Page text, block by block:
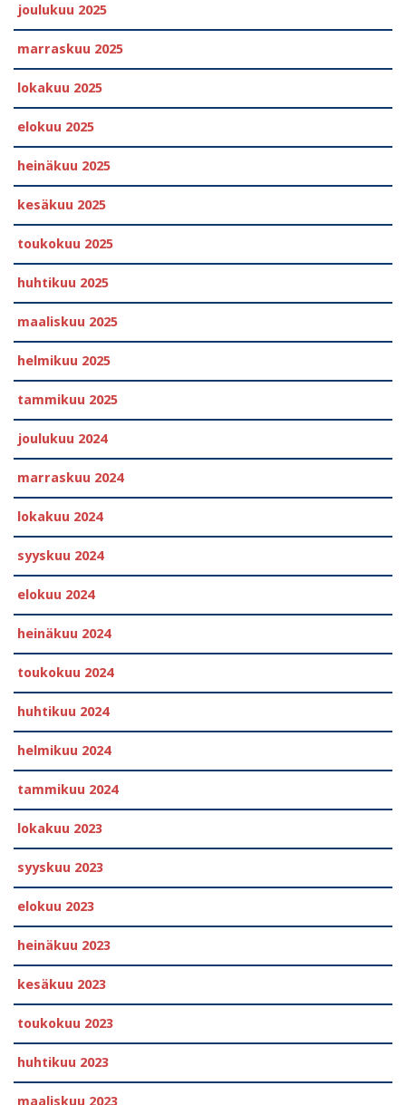
joulukuu 2025
marraskuu 2025
lokakuu 2025
elokuu 2025
heinäkuu 2025
kesäkuu 2025
toukokuu 2025
huhtikuu 2025
maaliskuu 2025
helmikuu 2025
tammikuu 2025
joulukuu 2024
marraskuu 2024
lokakuu 2024
syyskuu 2024
elokuu 2024
heinäkuu 2024
toukokuu 2024
huhtikuu 2024
helmikuu 2024
tammikuu 2024
lokakuu 2023
syyskuu 2023
elokuu 2023
heinäkuu 2023
kesäkuu 2023
toukokuu 2023
huhtikuu 2023
maaliskuu 2023